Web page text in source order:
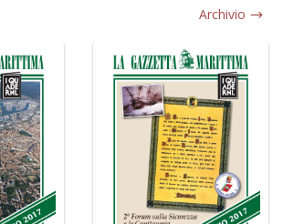
Archivio